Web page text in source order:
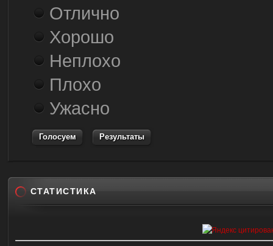
Отлично
Хорошо
Неплохо
Плохо
Ужасно
Результаты
СТАТИСТИКА